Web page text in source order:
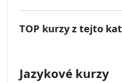
TOP kurzy z tejto
Jazykové kurzy